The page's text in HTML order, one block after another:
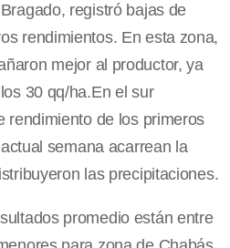
registró bajas de
rendimientos. En esta zona,
mejor al productor, ya
30 qq/ha.En el sur
rendimiento de los primeros
semana acarrean la
las precipitaciones.
promedio están entre